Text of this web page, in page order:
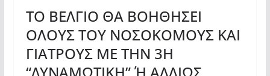
ΤΟ ΒΕΛΓΙΟ ΘΑ ΒΟΗΘΗΣΕΙ
ΟΛΟΥΣ ΤΟΥ ΝΟΣΟΚΟΜΟΥΣ ΚΑΙ
ΓΙΑΤΡΟΥΣ ΜΕ ΤΗΝ 3Η
“ΔΥΝΑΜΩΤΙΚΗ” Ή ΑΛΛΙΩΣ